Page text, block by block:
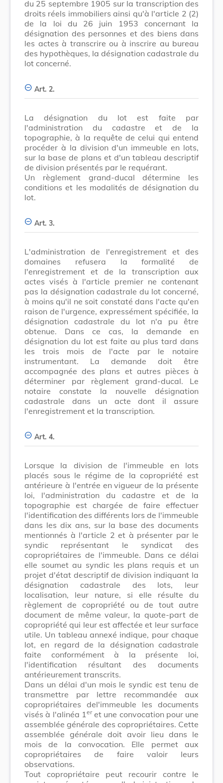
du 25 septembre 1905 sur la transcription des
droits réels immobiliers ainsi qu'à l'article 2 (2)
de la loi du 26 juin 1953 concernant la
désignation des personnes et des biens dans
les actes à transcrire ou à inscrire au bureau
des hypothèques, la désignation cadastrale du
lot concerné.
Art. 2.
La désignation du lot est faite par
l'administration du cadastre et de la
topographie, à la requête de celui qui entend
procéder à la division d'un immeuble en lots,
sur la base de plans et d'un tableau descriptif
de division présentés par le requérant.
Un règlement grand-ducal détermine les
conditions et les modalités de désignation du
lot.
Art. 3.
L'administration de l'enregistrement et des
domaines refusera la formalité de
l'enregistrement et de la transcription aux
actes visés à l'article premier ne contenant
pas la désignation cadastrale du lot concerné,
à moins qu'il ne soit constaté dans l'acte qu'en
raison de l'urgence, expressément spécifiée, la
désignation cadastrale du lot n'a pu être
obtenue. Dans ce cas, la demande en
désignation du lot est faite au plus tard dans
les trois mois de l'acte par le notaire
instrumentant. La demande doit être
accompagnée des plans et autres pièces à
déterminer par règlement grand-ducal. Le
notaire constate la nouvelle désignation
cadastrale dans un acte dont il assure
l'enregistrement et la transcription.
Art. 4.
Lorsque la division de l'immeuble en lots
placés sous le régime de la copropriété est
antérieure à l'entrée en vigueur de la présente
loi, l'administration du cadastre et de la
topographie est chargée de faire effectuer
l'identification des différents lors de l'immeuble
dans les dix ans, sur la base des documents
mentionnés à l'article 2 et à présenter par le
syndic représentant le syndicat des
copropriétaires de l'immeuble. Dans ce délai
elle soumet au syndic les plans requis et un
projet d'état descriptif de division indiquant la
désignation cadastrale des lots, leur
localisation, leur nature, si elle résulte du
règlement de copropriété ou de tout autre
document de même valeur, la quote-part de
copropriété qui leur est affectée et leur surface
utile. Un tableau annexé indique, pour chaque
lot, en regard de la désignation cadastrale
faite conformément à la présente loi,
l'identification résultant des documents
antérieurement transcrits.
Dans un délai d'un mois le syndic est tenu de
transmettre par lettre recommandée aux
copropriétaires del'immeuble les documents
visés à l'alinéa 1 eret une convocation pour une
assemblée générale des copropriétaires. Cette
assemblée générale doit avoir lieu dans le
mois de la convocation. Elle permet aux
copropriétaires de faire valoir leurs
observations.
Tout copropriétaire peut recourir contre le